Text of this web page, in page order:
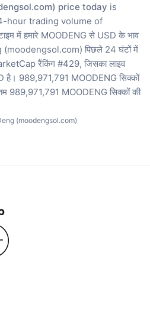
price today is
hour trading volume of
में हमारे MOODENG से USD के भाव
(moodengsol.com) पिछले 24 घंटों में
रैंकिंग #429, जिसका लाइव
है। 989,971,791 MOODENG सिक्कों
989,971,791 MOODENG सिक्कों की
(moodengsol.com)